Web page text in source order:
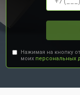
Нажимая на кнопку
моих персональных